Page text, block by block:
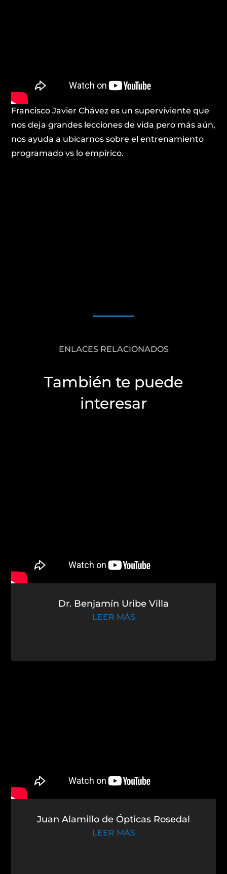
Francisco Javier Chávez es un superviviente que
nos deja grandes lecciones de vida pero más aún,
nos ayuda a ubicarnos sobre el entrenamiento
programado vs lo empírico.
ENLACES RELACIONADOS
También te puede
interesar
Dr. Benjamín Uribe Villa
LEER MÁS
Juan Alamillo de Ópticas Rosedal
LEER MÁS